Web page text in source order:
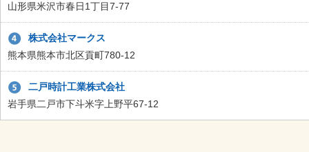
山形県米沢市春日1丁目7-77
株式会社マークス
熊本県熊本市北区貢町780-12
二戸時計工業株式会社
岩手県二戸市下斗米字上野平67-12